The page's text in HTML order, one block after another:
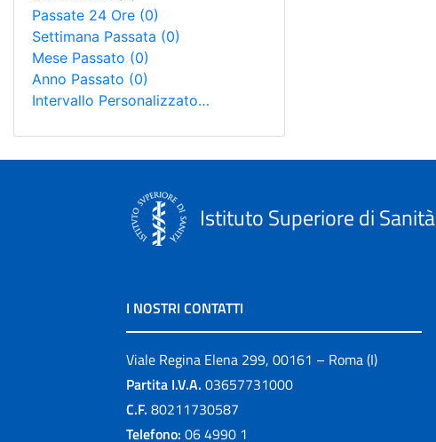
Passate 24 Ore (0)
Settimana Passata (0)
Mese Passato (0)
Anno Passato (0)
Intervallo Personalizzato…
Istituto Superiore di Sanità
I NOSTRI CONTATTI
Viale Regina Elena 299, 00161 – Roma (I)
Partita I.V.A. 03657731000
C.F. 80211730587
Telefono: 06 4990 1